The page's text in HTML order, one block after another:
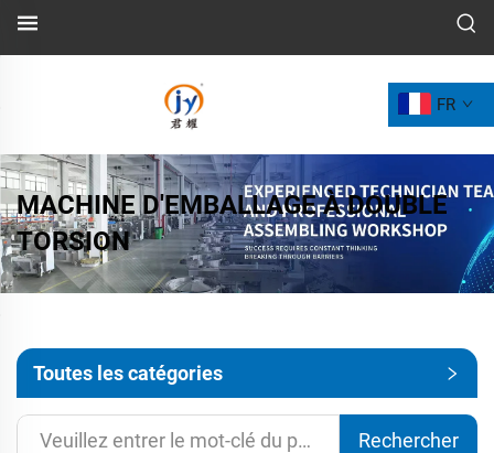
FR
MACHINE D'EMBALLAGE À DOUBLE
TORSION
Toutes les catégories
Rechercher